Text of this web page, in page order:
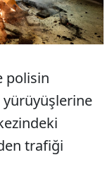
polisin
trafiği